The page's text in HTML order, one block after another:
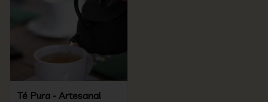
Té Pura - Artesanal